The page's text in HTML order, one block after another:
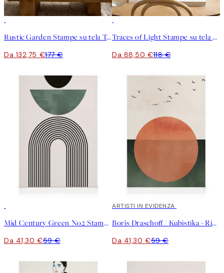
Rustic Garden Stampe su tela Trio
Da 132,75 €177 €
Traces of Light Stampe su tela Duo
Da 88,50 €118 €
Mid Century Green No2 Stampa su Tela
Da 41,30 €59 €
30%*
ARTISTI IN EVIDENZA
Boris Draschoff / Kubistika - Rising Stampa su Tela
Da 41,30 €59 €